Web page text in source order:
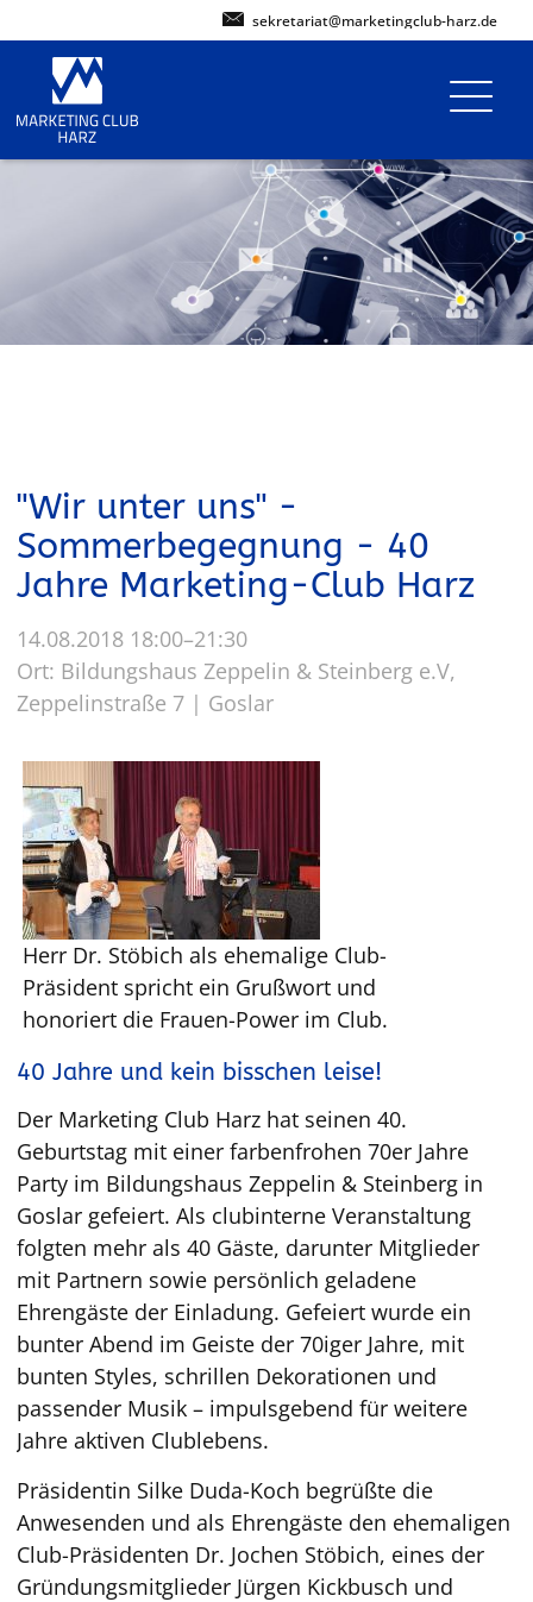
sekretariat@marketingclub-harz.de
"Wir unter uns" -
Sommerbegegnung - 40
Jahre Marketing-Club Harz
14.08.2018 18:00–21:30
Ort: Bildungshaus Zeppelin & Steinberg e.V,
Zeppelinstraße 7 | Goslar
Herr Dr. Stöbich als ehemalige Club-
Präsident spricht ein Grußwort und
honoriert die Frauen-Power im Club.
40 Jahre und kein bisschen leise!
Der Marketing Club Harz hat seinen 40.
Geburtstag mit einer farbenfrohen 70er Jahre
Party im Bildungshaus Zeppelin & Steinberg in
Goslar gefeiert. Als clubinterne Veranstaltung
folgten mehr als 40 Gäste, darunter Mitglieder
mit Partnern sowie persönlich geladene
Ehrengäste der Einladung. Gefeiert wurde ein
bunter Abend im Geiste der 70iger Jahre, mit
bunten Styles, schrillen Dekorationen und
passender Musik – impulsgebend für weitere
Jahre aktiven Clublebens.
Präsidentin Silke Duda-Koch begrüßte die
Anwesenden und als Ehrengäste den ehemaligen
Club-Präsidenten Dr. Jochen Stöbich, eines der
Gründungsmitglieder Jürgen Kickbusch und